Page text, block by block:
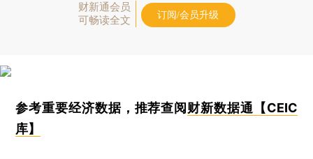
财新通会员
可畅读全文
订阅/会员升级
参考重要经济数据，推荐查阅财新数据通【CEIC
库】